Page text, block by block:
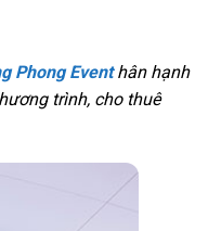
Phong Eventhân hạnh
trình, cho thuê